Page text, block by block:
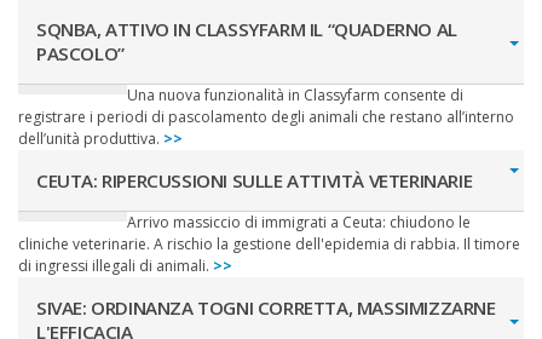
SQNBA, ATTIVO IN CLASSYFARM IL “QUADERNO AL
PASCOLO”
Una nuova funzionalità in Classyfarm consente di
registrare i periodi di pascolamento degli animali che restano all’interno
dell’unità produttiva. >>
CEUTA: RIPERCUSSIONI SULLE ATTIVITÀ VETERINARIE
Arrivo massiccio di immigrati a Ceuta: chiudono le
cliniche veterinarie. A rischio la gestione dell'epidemia di rabbia. Il timore
di ingressi illegali di animali. >>
SIVAE: ORDINANZA TOGNI CORRETTA, MASSIMIZZARNE
L'EFFICACIA